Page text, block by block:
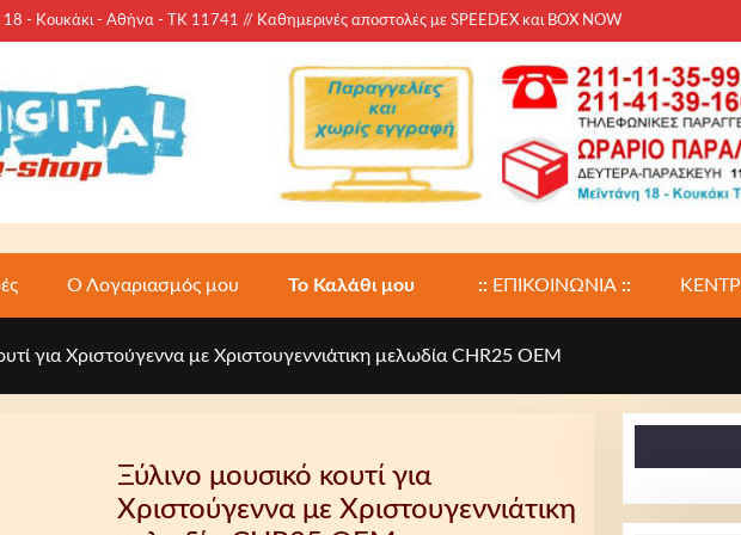
- Αθήνα - ΤΚ 11741 // Καθημερινές αποστολές με SPEEDEX και BOX NOW
Ο Λογαριασμός μου Το Καλάθι μου ::ΕΠΙΚΟΙΝΩΝΙΑ ::
για Χριστούγεννα με Χριστουγεννιάτικη μελωδία CHR25 OEM
Ξύλινο μουσικό κουτί για
Χριστούγεννα με Χριστουγεννιάτικη